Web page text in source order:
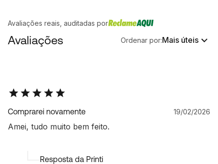
Avaliações reais, auditadas por
Avaliações Ordenar por:Mais úteis
Comprarei novamente
Amei, tudo muito bem feito.
19/02/2026
Resposta da Printi